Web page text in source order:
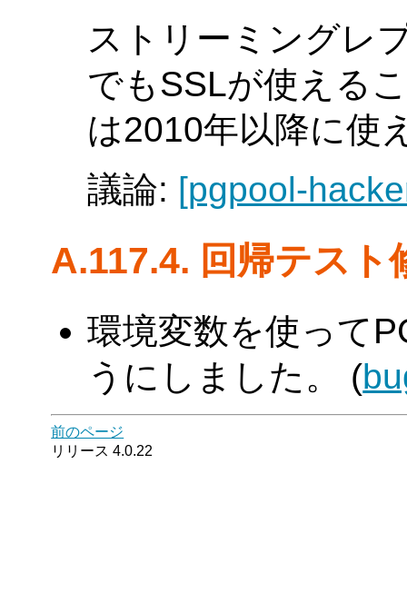
ストリーミングレ
でもSSLが使える
は2010年以降に使
議論: [pgpool-
A.117.4. 回帰テスト
環境変数を使って
うにしました。 (
前のページ
リリース 4.0.22